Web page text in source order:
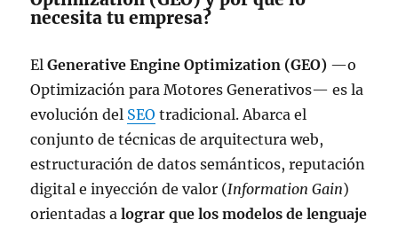
necesita tu empresa?
ElGenerative Engine Optimization (GEO) —o
Optimización para Motores Generativos— es la
evolución del SEO tradicional. Abarca el
conjunto de técnicas de arquitectura web,
estructuración de datos semánticos, reputación
digital e inyección de valor (Information Gain)
orientadas alograr que los modelos de lenguaje